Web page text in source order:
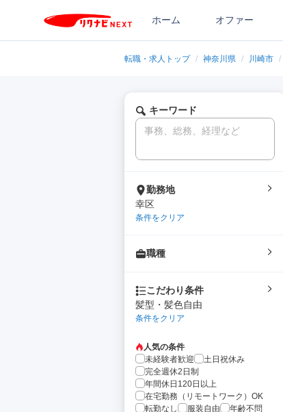
ホーム オファー
転職・求人トップ / 神奈川県 / 川崎市 /
キーワード
勤務地
幸区
条件をクリア
職種
こだわり条件
髪型・髪色自由
条件をクリア
人気の条件
未経験者歓迎
土日祝休み
完全週休2日制
年間休日120日以上
在宅勤務（リモートワーク）OK
転勤なし
服装自由
年齢不問